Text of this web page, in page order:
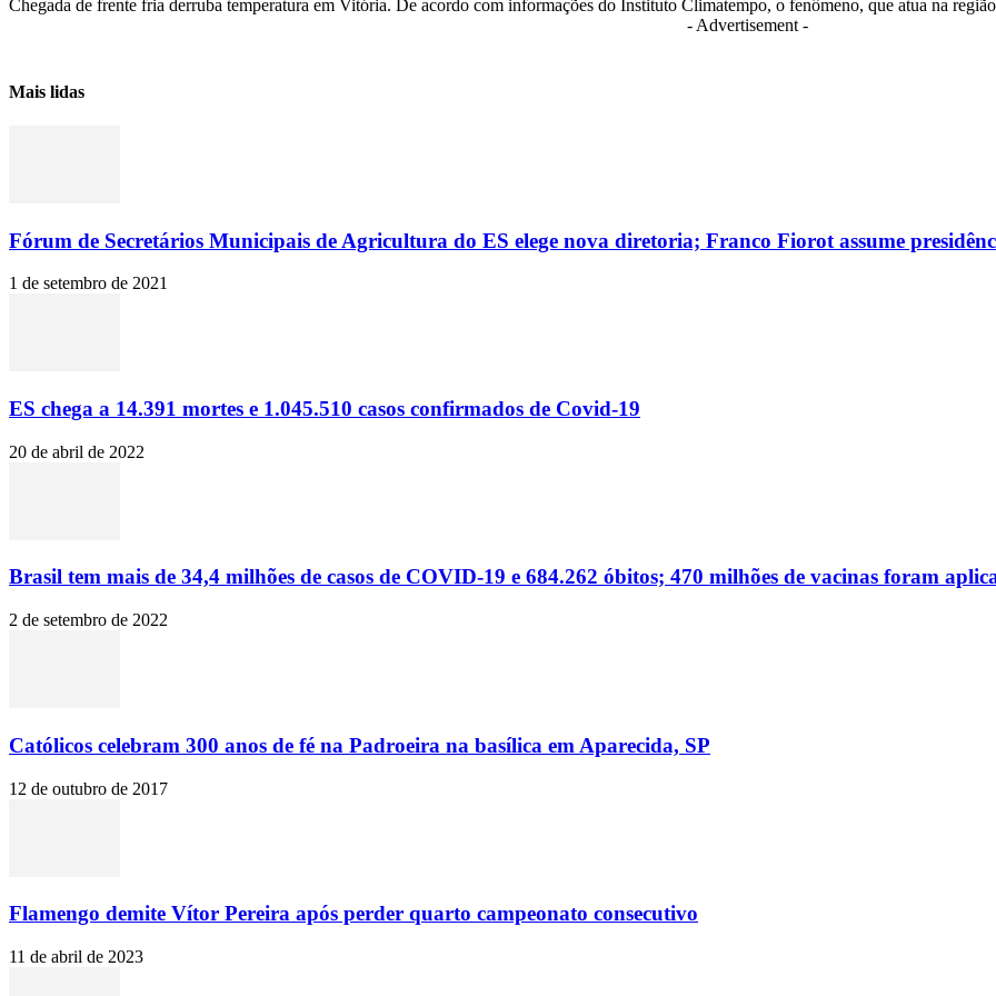
Chegada de frente fria derruba temperatura em Vitória. De acordo com informações do Instituto Climatempo, o fenômeno, que atua na
- Advertisement -
Mais lidas
Fórum de Secretários Municipais de Agricultura do ES elege nova diretoria; Franco Fiorot assume
1 de setembro de 2021
ES chega a 14.391 mortes e 1.045.510 casos confirmados de Covid-19
20 de abril de 2022
Brasil tem mais de 34,4 milhões de casos de COVID-19 e 684.262 óbitos; 470 milhões de vacinas foram
2 de setembro de 2022
Católicos celebram 300 anos de fé na Padroeira na basílica em Aparecida, SP
12 de outubro de 2017
Flamengo demite Vítor Pereira após perder quarto campeonato consecutivo
11 de abril de 2023